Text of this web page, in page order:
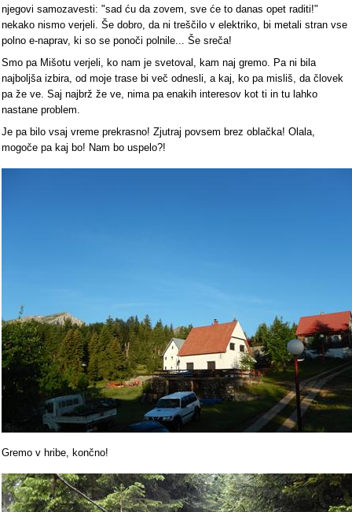
njegovi samozavesti: "sad ću da zovem, sve će to danas opet raditi!"
nekako nismo verjeli. Še dobro, da ni treščilo v elektriko, bi metali stran vse
polno e-naprav, ki so se ponoči polnile... Še sreča!
Smo pa Mišotu verjeli, ko nam je svetoval, kam naj gremo. Pa ni bila
najboljša izbira, od moje trase bi več odnesli, a kaj, ko pa misliš, da človek
pa že ve. Saj najbrž že ve, nima pa enakih interesov kot ti in tu lahko
nastane problem.
Je pa bilo vsaj vreme prekrasno! Zjutraj povsem brez oblačka! Olala,
mogoče pa kaj bo! Nam bo uspelo?!
Gremo v hribe, končno!